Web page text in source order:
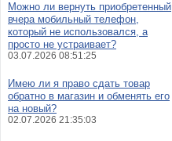
Можно ли вернуть приобретенный
вчера мобильный телефон,
который не использовался, а
просто не устраивает?
03.07.2026 08:51:25
Имею ли я право сдать товар
обратно в магазин и обменять его
на новый?
02.07.2026 21:35:03